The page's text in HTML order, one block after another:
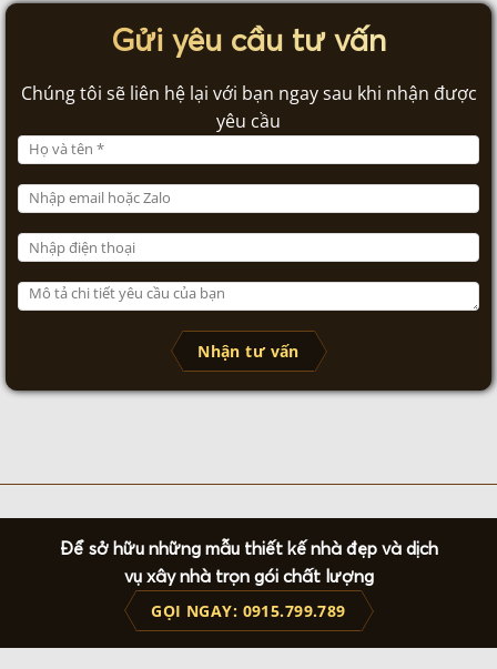
Gửi yêu cầu tư vấn
Chúng tôi sẽ liên hệ lại với bạn ngay sau khi nhận được
yêu cầu
Nhận tư vấn
Để sở hữu những mẫu thiết kế nhà đẹp và dịch
vụ xây nhà trọn gói chất lượng
GỌI NGAY: 0915.799.789